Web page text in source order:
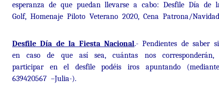
esperanza de que puedan llevarse a cabo: Desfile Día de
Golf, Homenaje Piloto Veterano 2020, Cena Patrona/
Desfile Día de la Fiesta Nacional.- Pendientes de saber
en caso de que así sea, cuántas nos corresponderán,
participar en el desfile podéis iros apuntando
639420567 –Julia-).